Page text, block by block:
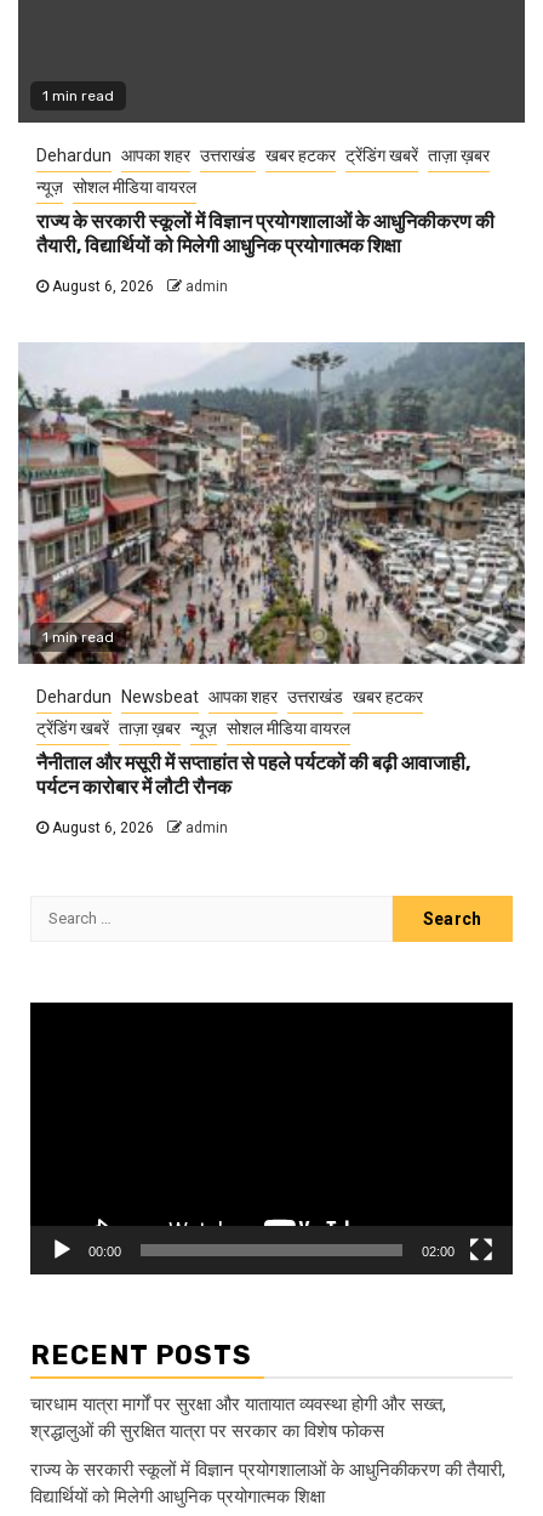
1 min read
Dehardun आपका शहर उत्तराखंड खबर हटकर ट्रेंडिंग खबरें ताज़ा ख़बर
न्यूज़ सोशल मीडिया वायरल
राज्य के सरकारी स्कूलों में विज्ञान प्रयोगशालाओं के आधुनिकीकरण की
तैयारी, विद्यार्थियों को मिलेगी आधुनिक प्रयोगात्मक शिक्षा
August 6, 2026 admin
1 min read
Dehardun Newsbeat आपका शहर उत्तराखंड खबर हटकर
ट्रेंडिंग खबरें ताज़ा ख़बर न्यूज़ सोशल मीडिया वायरल
नैनीताल और मसूरी में सप्ताहांत से पहले पर्यटकों की बढ़ी आवाजाही,
पर्यटन कारोबार में लौटी रौनक
August 6, 2026 admin
Search
00:00 02:00
RECENT POSTS
चारधाम यात्रा मार्गों पर सुरक्षा और यातायात व्यवस्था होगी और सख्त,
श्रद्धालुओं की सुरक्षित यात्रा पर सरकार का विशेष फोकस
राज्य के सरकारी स्कूलों में विज्ञान प्रयोगशालाओं के आधुनिकीकरण की तैयारी,
विद्यार्थियों को मिलेगी आधुनिक प्रयोगात्मक शिक्षा